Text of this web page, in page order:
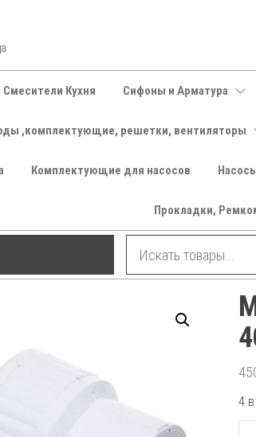
Смесители Кухня Сифоны и Арматура
,комплектующие, решетки, вентиляторы
Комплектующие для насосов
Прокладки,
4